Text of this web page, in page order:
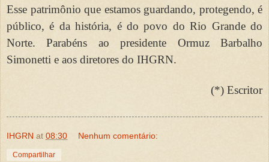
Esse patrimônio que estamos guardando, protegendo, é
público, é da história, é do povo do Rio Grande do
Norte. Parabéns ao presidente Ormuz Barbalho
Simonetti e aos diretores do IHGRN.
(*) Escritor
IHGRN at 08:30 Nenhum comentário:
Compartilhar